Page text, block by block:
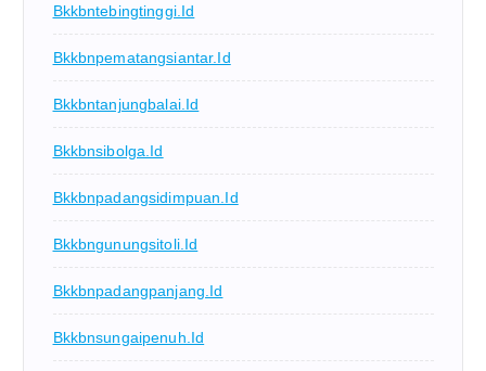
Bkkbntebingtinggi.id
Bkkbnpematangsiantar.id
Bkkbntanjungbalai.id
Bkkbnsibolga.id
Bkkbnpadangsidimpuan.id
Bkkbngunungsitoli.id
Bkkbnpadangpanjang.id
Bkkbnsungaipenuh.id